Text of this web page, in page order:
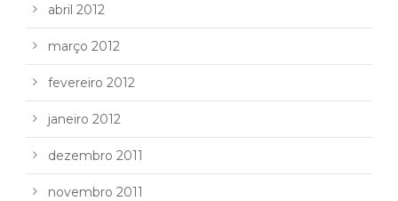
abril 2012
março 2012
fevereiro 2012
janeiro 2012
dezembro 2011
novembro 2011